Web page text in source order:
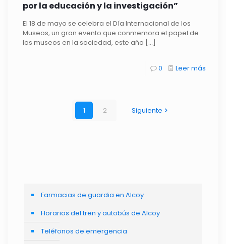
por la educación y la investigación”
El 18 de mayo se celebra el Día Internacional de los
Museos, un gran evento que conmemora el papel de
los museos en la sociedad, este año […]
0 Leer más
1 2 Siguiente
Farmacias de guardia en Alcoy
Horarios del tren y autobús de Alcoy
Teléfonos de emergencia